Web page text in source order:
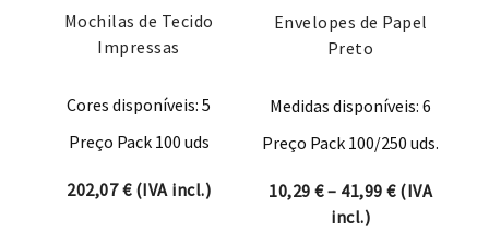
Mochilas de Tecido
Impressas
Cores disponíveis: 5
Preço Pack 100 uds
202,07€(IVA incl.)
Envelopes de Papel
Preto
Medidas disponíveis: 6
Preço Pack 100/250 uds.
10,29 €– 41,99 €Price
(IVA
incl.)